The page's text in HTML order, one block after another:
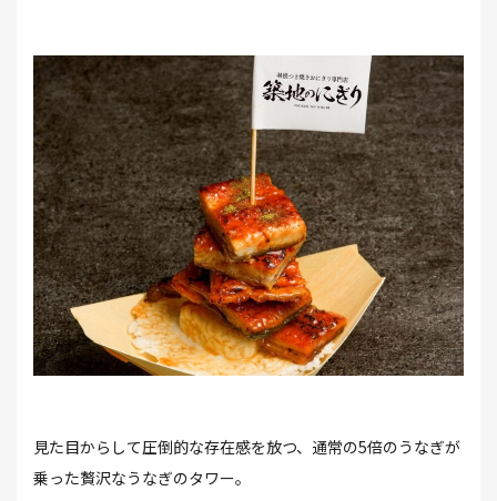
⾒た⽬からして圧倒的な存在感を放つ、通常の5倍のうなぎが
乗った贅沢なうなぎのタワー。